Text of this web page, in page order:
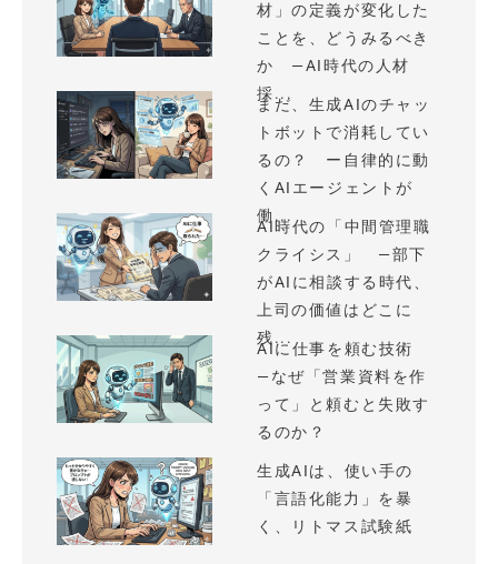
材」の定義が変化した
ことを、どうみるべき
か —AI時代の人材
採...
まだ、生成AIのチャッ
トボットで消耗してい
るの？ ー自律的に動
くAIエージェントが
働...
AI時代の「中間管理職
クライシス」 —部下
がAIに相談する時代、
上司の価値はどこに
残...
AIに仕事を頼む技術
—なぜ「営業資料を作
って」と頼むと失敗す
るのか？
生成AIは、使い手の
「言語化能力」を暴
く、リトマス試験紙